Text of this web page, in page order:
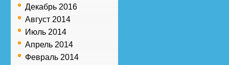
Декабрь 2016
Август 2014
Июль 2014
Апрель 2014
Февраль 2014